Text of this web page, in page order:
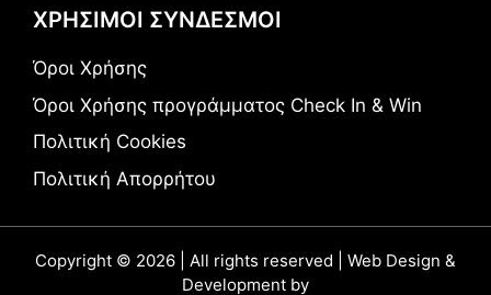
ΧΡΗΣΙΜΟΙ ΣΥΝΔΕΣΜΟΙ
Όροι Χρήσης
Όροι Χρήσης προγράμματος Check In & Win
Πολιτική Cookies
Πολιτική Απορρήτου
Copyright © 2026 | All rights reserved | Web Design &
Development by